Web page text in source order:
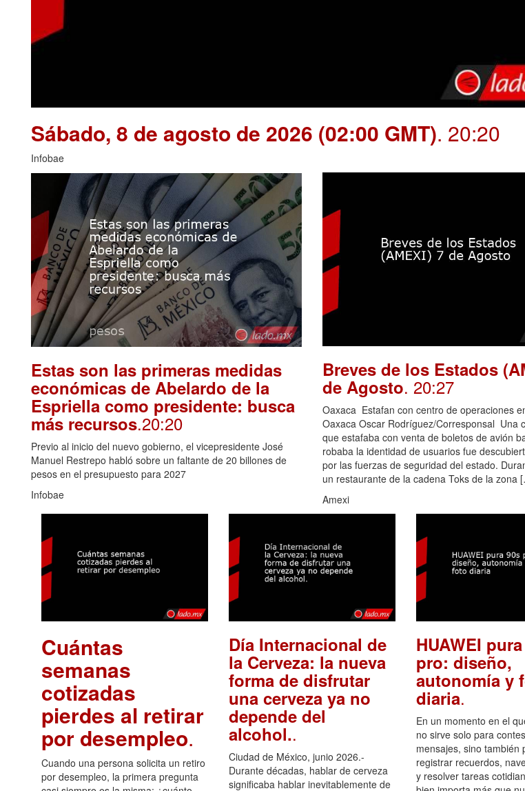
Sábado, 8 de agosto de 2026 (02:00 GMT). 20:20
Infobae
Estas son las primeras medidas
económicas de Abelardo de la
Espriella como presidente: busca
más recursos.20:20
Previo al inicio del nuevo gobierno, el vicepresidente José
Manuel Restrepo habló sobre un faltante de 20 billones de
pesos en el presupuesto para 2027
Infobae
Breves de los Estados
de Agosto. 20:27
Oaxaca Estafan con centro de operaciones
Oaxaca Oscar Rodríguez/Corresponsal Una
que estafaba con venta de boletos de avión
robaba la identidad de usuarios fue
por las fuerzas de seguridad del estado.
un restaurante de la cadena Toks de la zona
Amexi
Cuántas
semanas
cotizadas
pierdes al retirar
por desempleo.
Cuando una persona solicita un retiro
por desempleo, la primera pregunta
Día Internacional de
la Cerveza: la nueva
forma de disfrutar
una cerveza ya no
depende del
alcohol..
Ciudad de México, junio 2026.-
Durante décadas, hablar de cerveza
significaba hablar inevitablemente de
HUAWEI
pro: diseño,
autonomía y
diaria.
En un momento en el
no sirve solo para
mensajes, sino también
registrar recuerdos,
y resolver tareas